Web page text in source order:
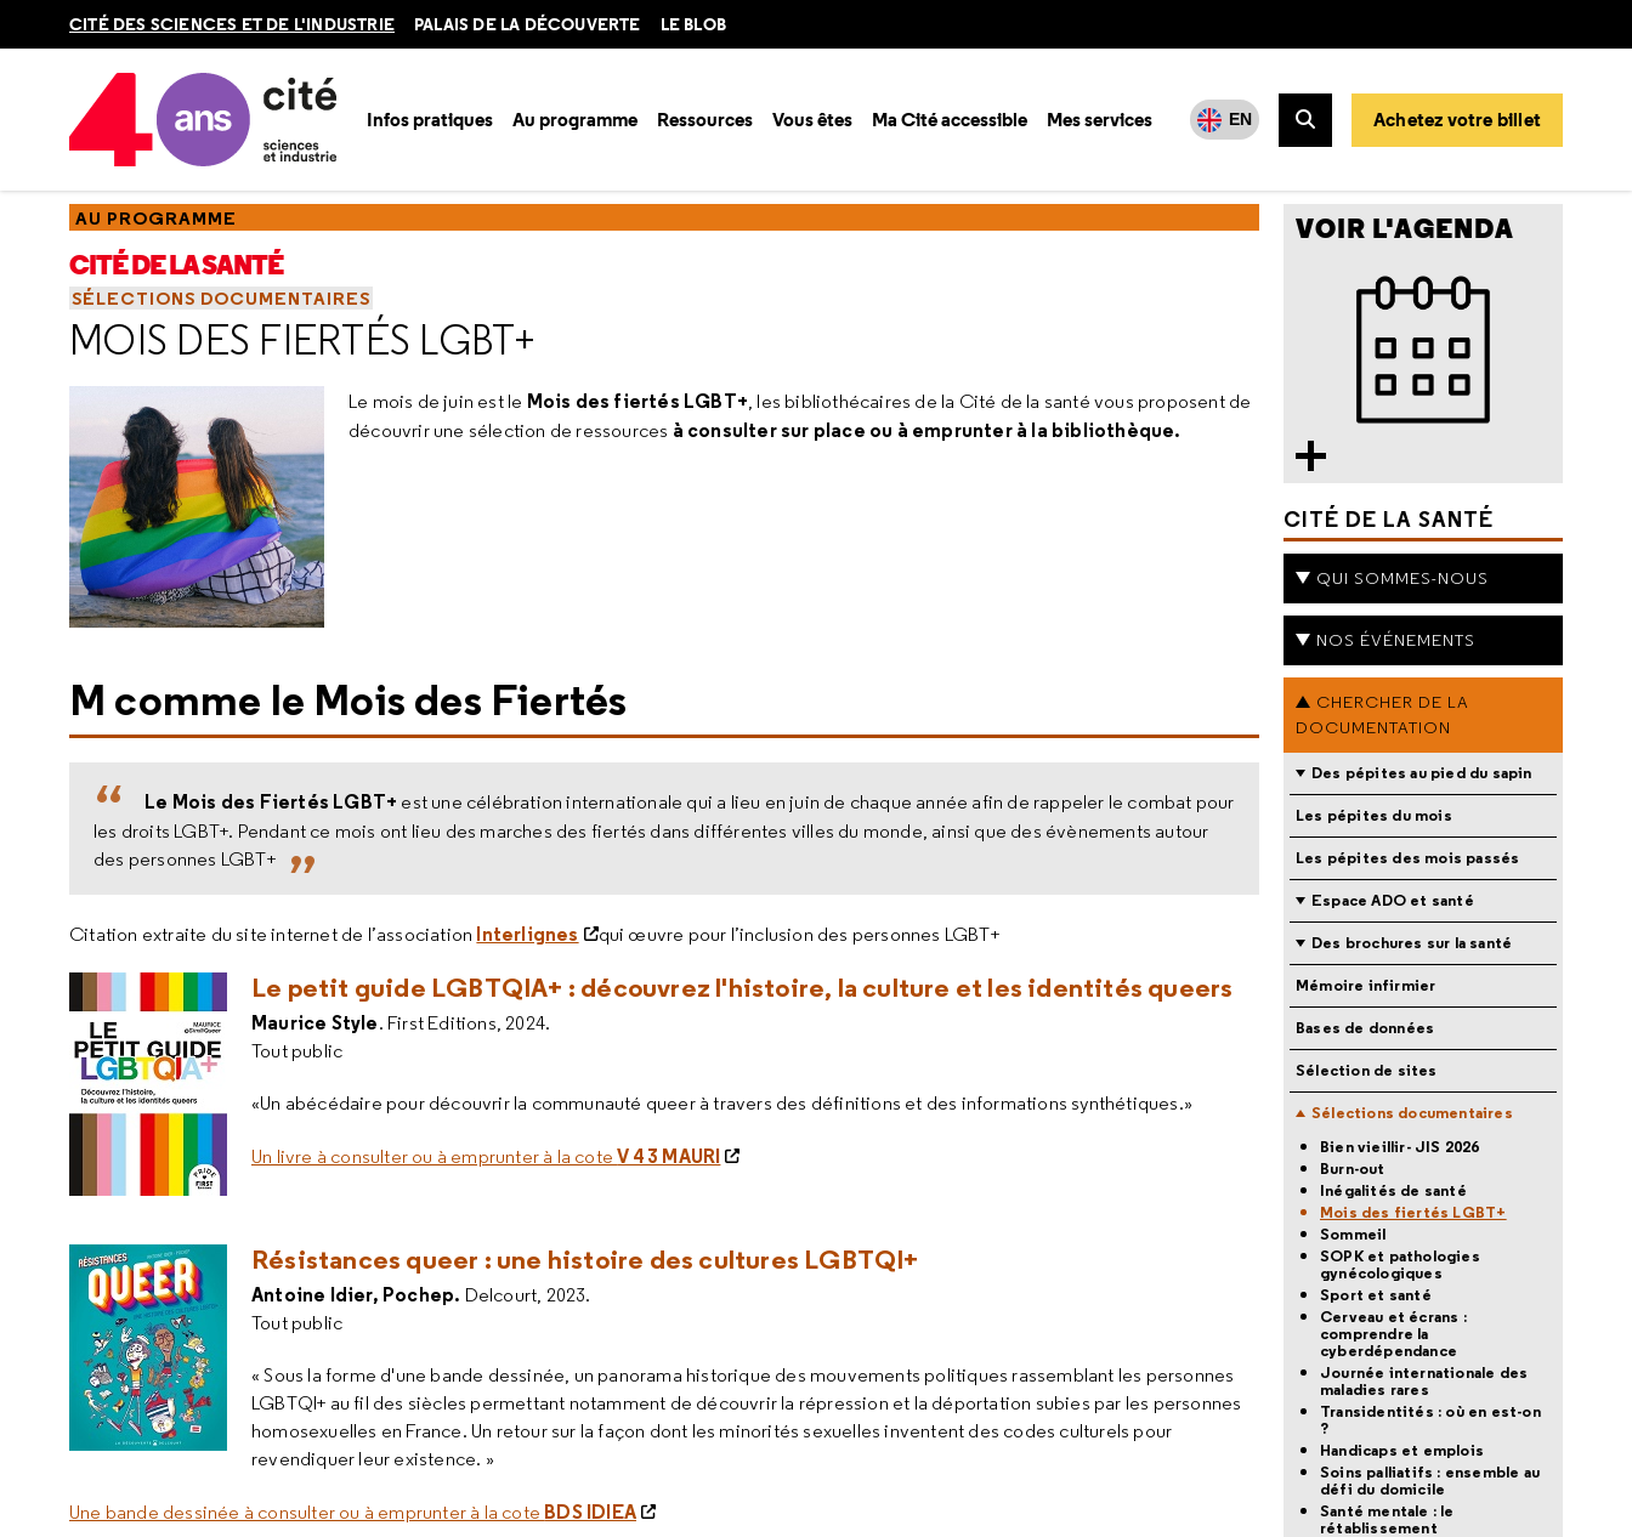
CITÉ DES SCIENCES ET DE L'INDUSTRIE PALAIS DE LA DÉCOUVERTE LE BLOB
Infos pratiques Au programme Ressources Vous êtes Ma Cité accessible Mes services EN
Rechercher
Achetez votre billet
Accueil Au programme
AU PROGRAMME
CITÉ DE LA SANTÉ
SÉLECTIONS DOCUMENTAIRES
MOIS DES FIERTÉS LGBT+
Le mois de juin est le Mois des fiertés LGBT+, les bibliothécaires de la Cité de la santé vous proposent de
découvrir une sélection de ressources à consulter sur place ou à emprunter à la bibliothèque.
M comme le Mois des Fiertés
Le Mois des Fiertés LGBT+ est une célébration internationale qui a lieu en juin de chaque année afin de rappeler le combat pour
les droits LGBT+. Pendant ce mois ont lieu des marches des fiertés dans différentes villes du monde, ainsi que des évènements autour
des personnes LGBT+
Citation extraite du site internet de l’association Interlignes qui œuvre pour l’inclusion des personnes LGBT+
Le petit guide LGBTQIA+ : découvrez l'histoire, la culture et les identités queers
Maurice Style. First Editions, 2024.
Tout public
«Un abécédaire pour découvrir la communauté queer à travers des définitions et des informations synthétiques.»
Un livre à consulter ou à emprunter à la coteV 4 3 MAURI
Résistances queer : une histoire des cultures LGBTQI+
Antoine Idier, Pochep. Delcourt, 2023.
Tout public
« Sous la forme d'une bande dessinée, un panorama historique des mouvements politiques rassemblant les personnes
LGBTQI+ au fil des siècles permettant notamment de découvrir la répression et la déportation subies par les personnes
homosexuelles en France. Un retour sur la façon dont les minorités sexuelles inventent des codes culturels pour
revendiquer leur existence. »
Une bande dessinée à consulter ou à emprunter à la cote BDS IDIEA
VOIR L'AGENDA
CITÉ DE LA SANTÉ
QUI SOMMES-NOUS
NOS ÉVÉNEMENTS
CHERCHER DE LA
DOCUMENTATION
Des pépites au pied du sapin
Les pépites du mois
Les pépites des mois passés
Espace ADO et santé
Des brochures sur la santé
Mémoire infirmier
Bases de données
Sélection de sites
Sélections documentaires
Bien vieillir- JIS 2026
Burn-out
Inégalités de santé
Mois des fiertés LGBT+
Sommeil
SOPK et pathologies
gynécologiques
Sport et santé
Cerveau et écrans :
comprendre la
cyberdépendance
Journée internationale des
maladies rares
Transidentités : où en est-on
?
Handicaps et emplois
Soins palliatifs : ensemble au
défi du domicile
Santé mentale : le
rétablissement